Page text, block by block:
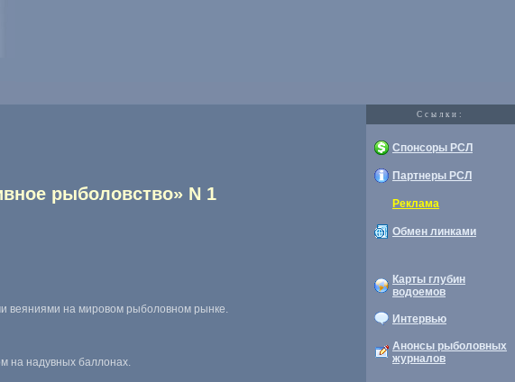
Cсылки:
рыболовство» N 1
веяниями на мировом рыболовном рынке.
на надувных баллонах.
Спонсоры РСЛ
Партнеры РСЛ
Реклама
Обмен линками
Карты глубин
водоемов
Интервью
Анонсы рыболовных
журналов